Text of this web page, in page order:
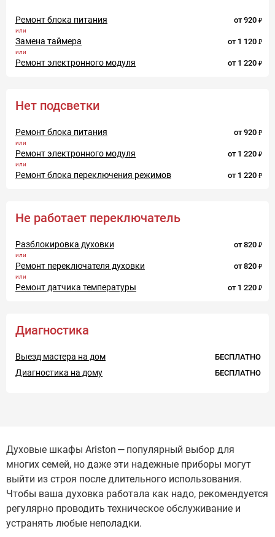
Ремонт блока питания от 920
Замена таймера от 1 120
Ремонт электронного модуля от 1 220
Нет подсветки
Ремонт блока питания от 920
Ремонт электронного модуля от 1 220
Ремонт блока переключения режимов от 1 220
Не работает переключатель
Разблокировка духовки от 820
Ремонт переключателя духовки от 820
Ремонт датчика температуры от 1 220
Диагностика
Выезд мастера на дом БЕСПЛАТНО
Диагностика на дому БЕСПЛАТНО
Духовые шкафы Ariston — популярный выбор для
многих семей, но даже эти надежные приборы могут
выйти из строя после длительного использования.
Чтобы ваша духовка работала как надо, рекомендуется
регулярно проводить техническое обслуживание и
устранять любые неполадки.